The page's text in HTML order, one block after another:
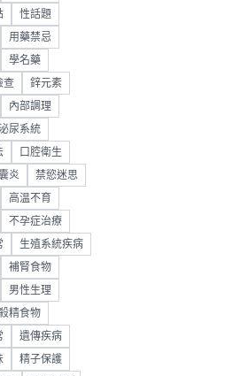
性話題
用藥禁忌
學名藥
查 鋅元素
內部調理
尿系統
口腔衛生
炎 禁慾迷思
高温不育
不孕症治療
生殖系統疾病
補腎食物
男性生理
精食物
遺傳疾病
精子保護